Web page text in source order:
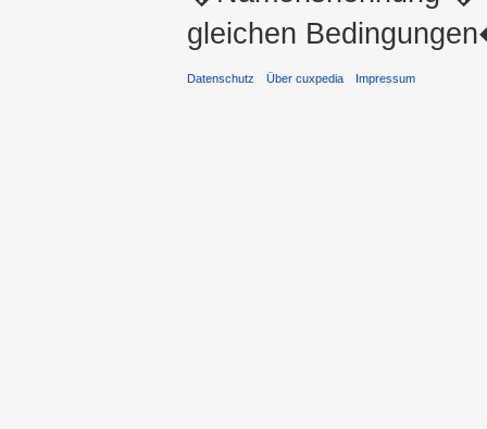
gleichen
Datenschutz Über cuxpedia Impressum